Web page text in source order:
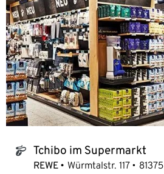
tchibo_logo Tchibo im Supermarkt
REWE Würmtalstr. 117 81375